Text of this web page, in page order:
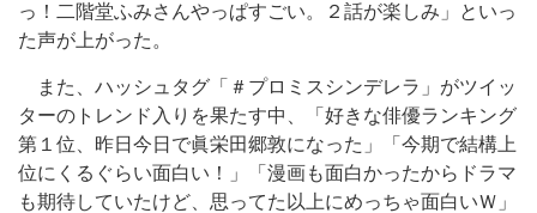
っ！二階堂ふみさんやっぱすごい。２話が楽しみ」といっ
た声が上がった。
また、ハッシュタグ「＃プロミスシンデレラ」がツイッ
ターのトレンド入りを果たす中、「好きな俳優ランキング
第１位、昨日今日で眞栄田郷敦になった」「今期で結構上
位にくるぐらい面白い！」「漫画も面白かったからドラマ
も期待していたけど、思ってた以上にめっちゃ面白いＷ」